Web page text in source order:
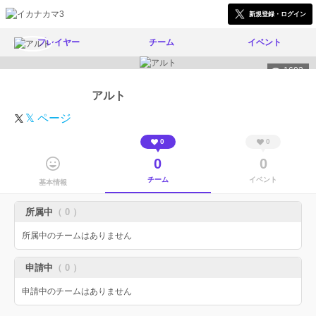
新規登録・ログイン
プレイヤー チーム イベント
1602
アルト
𝕏 ページ
基本情報
0
0
チーム
0
0
イベント
所属中 （ 0 ）
所属中のチームはありません
申請中 （ 0 ）
申請中のチームはありません